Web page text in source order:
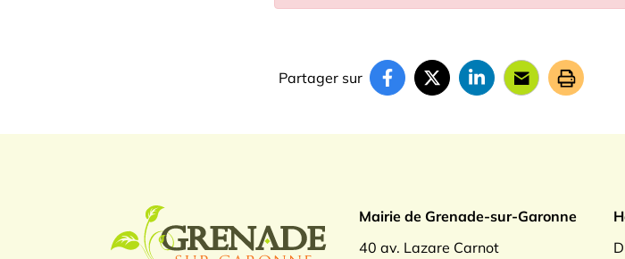
Partager sur
Logo Grenade sur Garonne
Mairie de Grenade-sur-Garonne
40 av. Lazare Carnot